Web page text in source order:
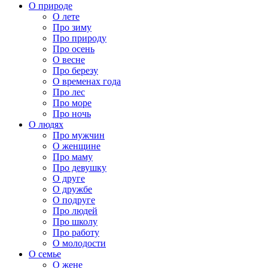
О природе
О лете
Про зиму
Про природу
Про осень
О весне
Про березу
О временах года
Про лес
Про море
Про ночь
О людях
Про мужчин
О женщине
Про маму
Про девушку
О друге
О дружбе
О подруге
Про людей
Про школу
Про работу
О молодости
О семье
О жене